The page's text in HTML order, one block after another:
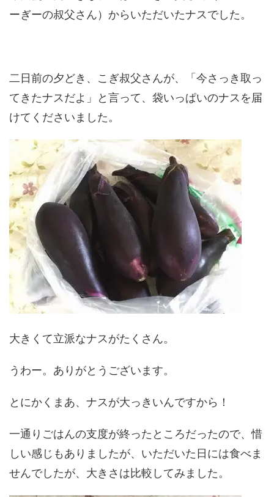
ーぎーの叔父さん）からいただいたナスでした。
二日前の夕どき、こぎ叔父さんが、「今さっき取っ
てきたナスだよ」と言って、袋いっぱいのナスを届
けてくださいました。
大きくて立派なナスがたくさん。
うわー。ありがとうございます。
とにかくまあ、ナスが大っきいんですから！
一通りごはんの支度が終ったところだったので、惜
しい感じもありましたが、いただいた日には食べま
せんでしたが、大きさは比較してみました。